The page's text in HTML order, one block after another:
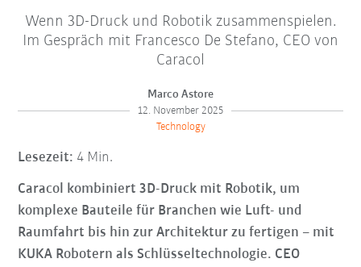
Wenn 3D-Druck und Robotik zusammenspielen.
Im Gespräch mit Francesco De Stefano, CEO von
Caracol
Marco Astore
12. November 2025
Technology
Lesezeit: 4 Min.
Caracol kombiniert 3D-Druck mit Robotik, um
komplexe Bauteile für Branchen wie Luft- und
Raumfahrt bis hin zur Architektur zu fertigen – mit
KUKA Robotern als Schlüsseltechnologie. CEO